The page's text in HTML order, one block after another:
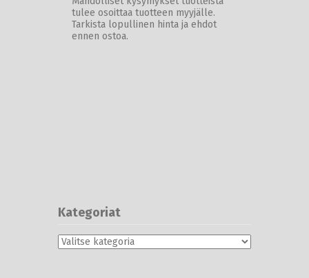
tulee osoittaa tuotteen myyjälle.
Tarkista lopullinen hinta ja ehdot
ennen ostoa.
Kategoriat
Kategoriat